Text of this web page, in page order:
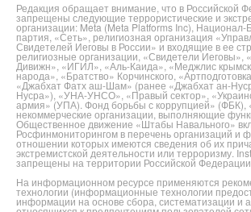
Редакция обращает внимание, что в Российской
запрещены следующие террористические и
организации: Meta (Meta Platforms Inc), Национал-
партия, «Сеть», религиозная организация
Свидетелей Иеговы в России» и входящие в ее
религиозные организации, «Свидетели Иеговы»,
Дивижн», «ИГИЛ», «Аль-Каида», «Меджлис
народа», «Братство» Корчинского,
«Джабхат Фатх аш-Шам» (ранее «Джабхат ан-
Нусра»), «УНА-УНСО», «Правый сектор»,
армия» (УПА). Фонд борьбы с коррупцией» (ФБК),
некоммерческие организации, выполняющие
Общественное движение «Штабы Навального»
Росфинмониторингом в перечень организаций и
отношении которых имеются сведения об их
экстремистской деятельности или терроризму.
запрещены на территории Российской Федерации.
На информационном ресурсе применяются
технологии (информационные технологии
информации на основе сбора, систематизации и